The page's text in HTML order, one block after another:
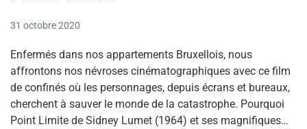
31 octobre 2020
Enfermés dans nos appartements Bruxellois, nous
affrontons nos névroses cinématographiques avec ce film
de confinés où les personnages, depuis écrans et bureaux,
cherchent à sauver le monde de la catastrophe. Pourquoi
Point Limite de Sidney Lumet (1964) et ses magnifiques…